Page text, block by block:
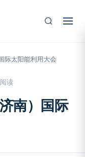
际太阳能利用大会
读
南）国际